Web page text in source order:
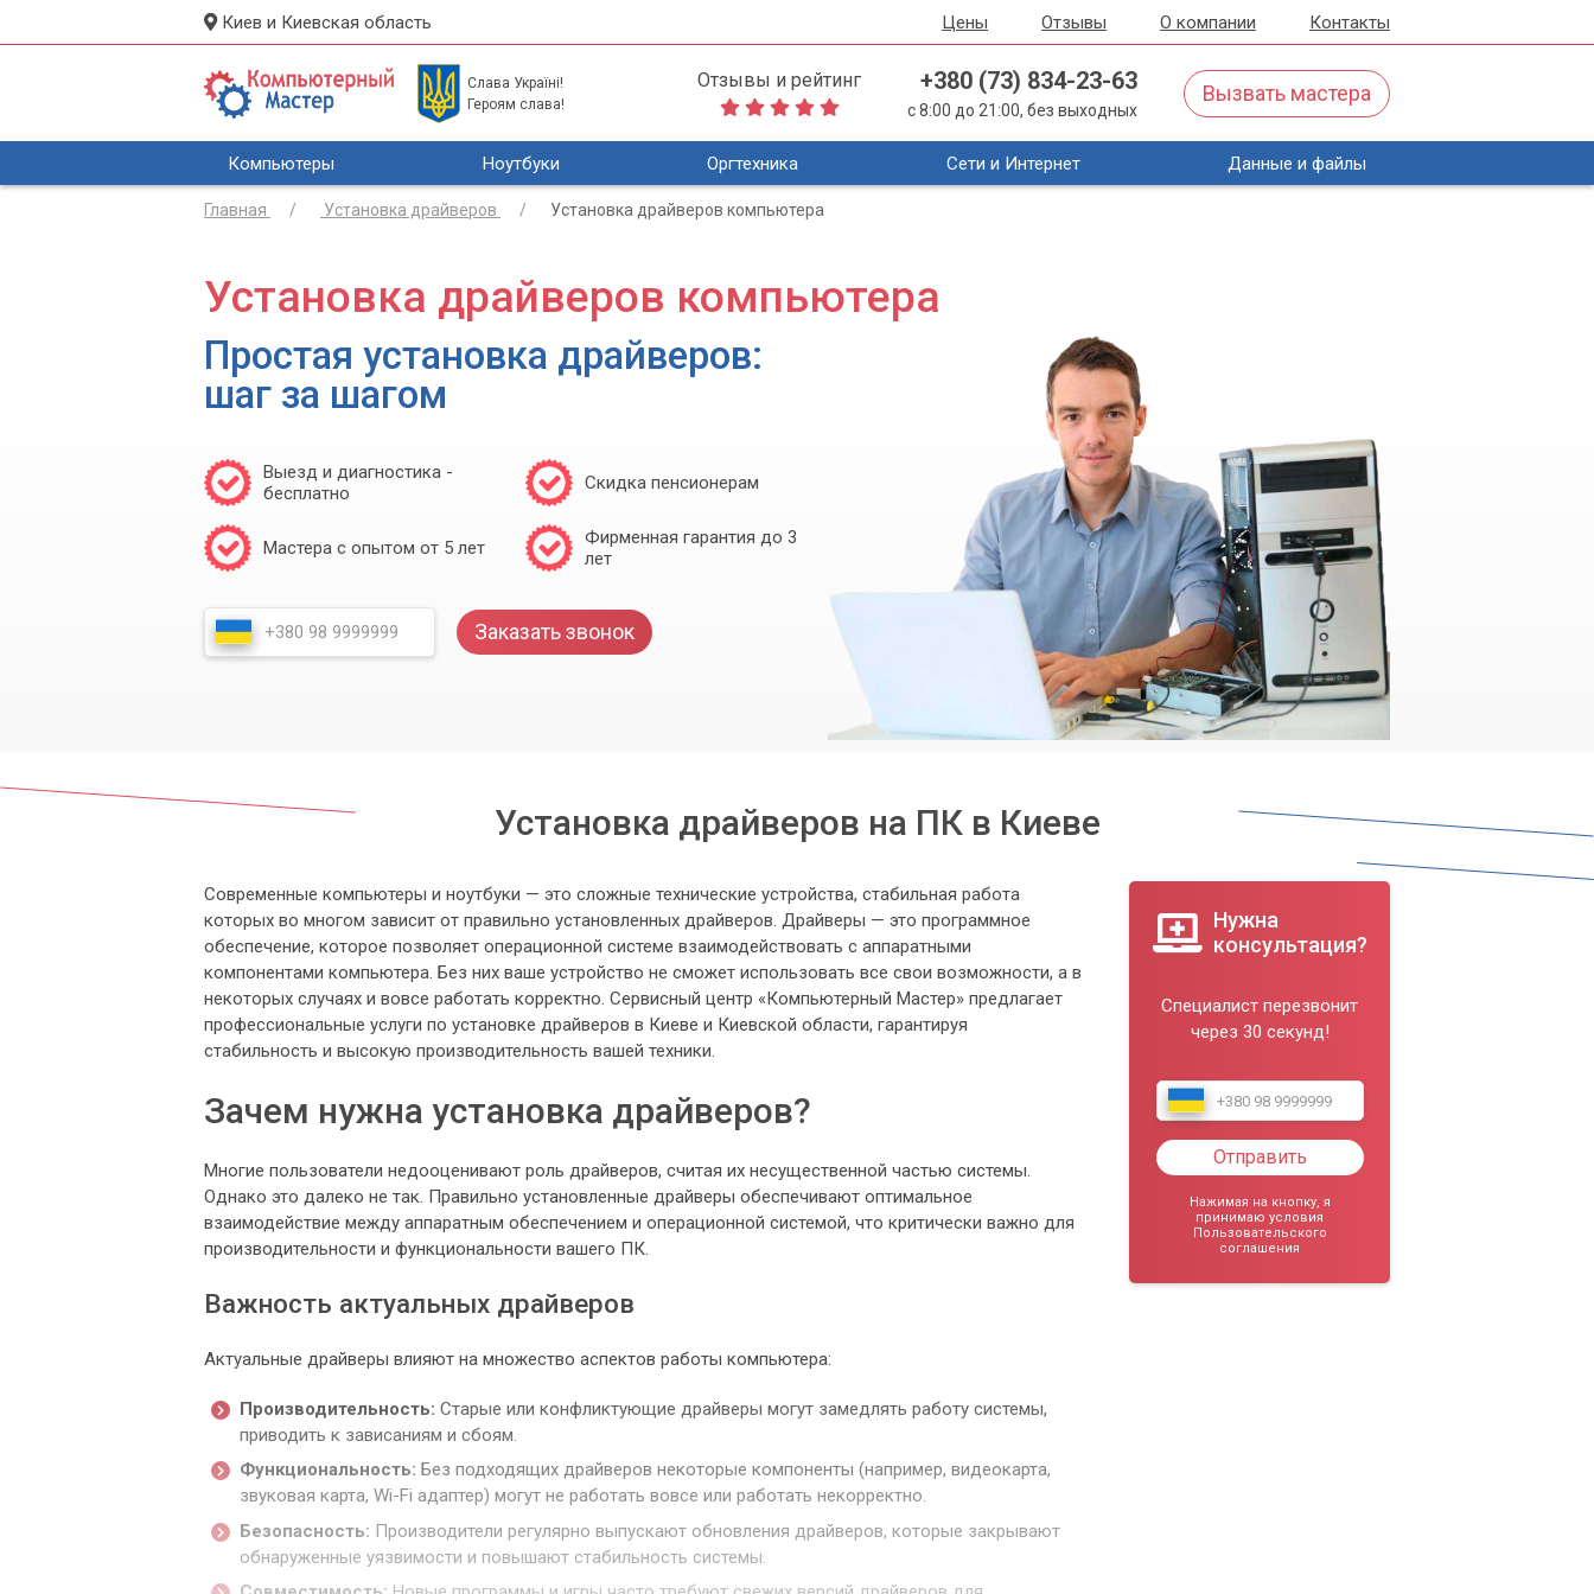
Киев и Киевская область Цены Отзывы О компании Контакты
Слава Україні!
Героям слава!
Отзывы и рейтинг +380 (73) 834-23-63
с 8:00 до 21:00, без выходных
Вызвать мастера
Компьютеры Ноутбуки Оргтехника Сети и Интернет Данные и файлы
Главная Установка драйверов Установка драйверов компьютера
Установка драйверов компьютера
Простая установка драйверов:
шаг за шагом
Выезд и диагностика -
бесплатно
Скидка пенсионерам
Мастера с опытом от 5 лет
Фирменная гарантия до 3
лет
Заказать звонок
Установка драйверов на ПК в Киеве
Современные компьютеры и ноутбуки — это сложные технические устройства, стабильная работа
которых во многом зависит от правильно установленных драйверов. Драйверы — это программное
обеспечение, которое позволяет операционной системе взаимодействовать с аппаратными
компонентами компьютера. Без них ваше устройство не сможет использовать все свои возможности, а в
некоторых случаях и вовсе работать корректно. Сервисный центр «Компьютерный Мастер» предлагает
профессиональные услуги по установке драйверов в Киеве и Киевской области, гарантируя
стабильность и высокую производительность вашей техники.
Зачем нужна установка драйверов?
Многие пользователи недооценивают роль драйверов, считая их несущественной частью системы.
Однако это далеко не так. Правильно установленные драйверы обеспечивают оптимальное
взаимодействие между аппаратным обеспечением и операционной системой, что критически важно для
производительности и функциональности вашего ПК.
Важность актуальных драйверов
Актуальные драйверы влияют на множество аспектов работы компьютера:
Производительность: Старые или конфликтующие драйверы могут замедлять работу системы,
приводить к зависаниям и сбоям.
Функциональность: Без подходящих драйверов некоторые компоненты (например, видеокарта,
звуковая карта, Wi-Fi адаптер) могут не работать вовсе или работать некорректно.
Безопасность: Производители регулярно выпускают обновления драйверов, которые закрывают
обнаруженные уязвимости и повышают стабильность системы.
Нужна
консультация?
Специалист перезвонит
через 30 секунд!
Отправить
Нажимая на кнопку, я
принимаю условия
Пользовательского
соглашения